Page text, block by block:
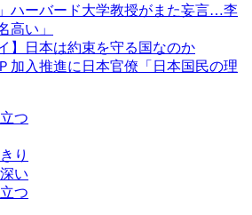
ハーバード大学教授がまた妄言…李
高い」
】日本は約束を守る国なのか
加入推進に日本官僚「日本国民の理
つ
り
い
つ